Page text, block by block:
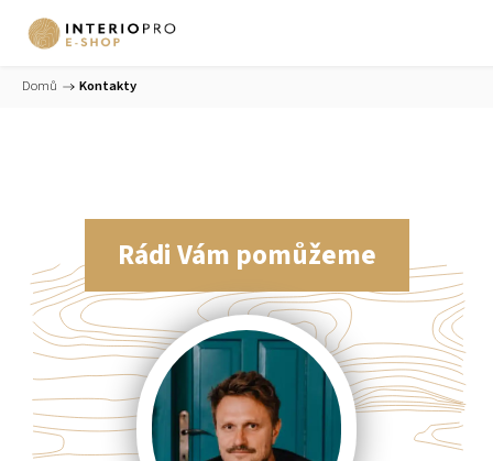
Domů / Kontakty
Rádi Vám pomůžeme